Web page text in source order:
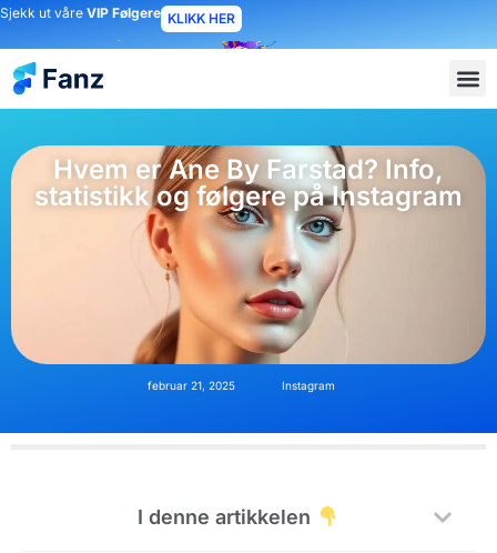
Sjekk ut våre VIP Følgere KLIKK HER
Hvem er Ane By Farstad? Info,
statistikk og følgere på Instagram
februar 21, 2025 Instagram
I denne artikkelen